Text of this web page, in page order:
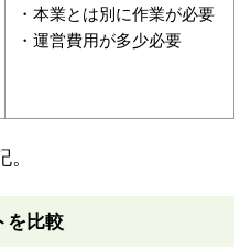
・本業とは別に作業が必要
・運営費用が多少必要
を比較